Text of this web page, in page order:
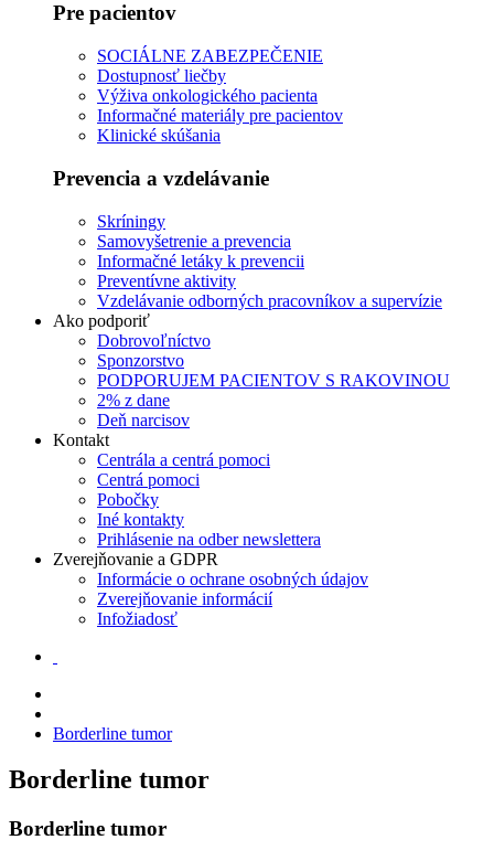
Pre pacientov
SOCIÁLNE ZABEZPEČENIE
Dostupnosť liečby
Výživa onkologického pacienta
Informačné materiály pre pacientov
Klinické skúšania
Prevencia a vzdelávanie
Skríningy
Samovyšetrenie a prevencia
Informačné letáky k prevencii
Preventívne aktivity
Vzdelávanie odborných pracovníkov a supervízie
Ako podporiť
Dobrovoľníctvo
Sponzorstvo
PODPORUJEM PACIENTOV S RAKOVINOU
2% z dane
Deň narcisov
Kontakt
Centrála a centrá pomoci
Centrá pomoci
Pobočky
Iné kontakty
Prihlásenie na odber newslettera
Zverejňovanie a GDPR
Informácie o ochrane osobných údajov
Zverejňovanie informácií
Infožiadosť
Borderline tumor
Borderline tumor
Borderline tumor